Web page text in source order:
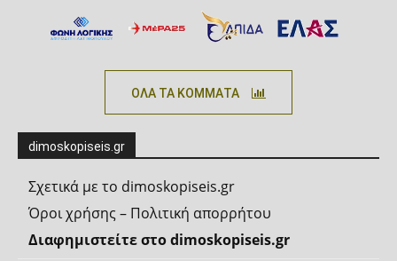
ΟΛΑ ΤΑ ΚΟΜΜΑΤΑ
dimoskopiseis.gr
Σχετικά με το dimoskopiseis.gr
Όροι χρήσης – Πολιτική απορρήτου
Διαφημιστείτε στο dimoskopiseis.gr